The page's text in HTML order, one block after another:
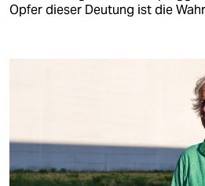
Opfer dieser Deutung ist die